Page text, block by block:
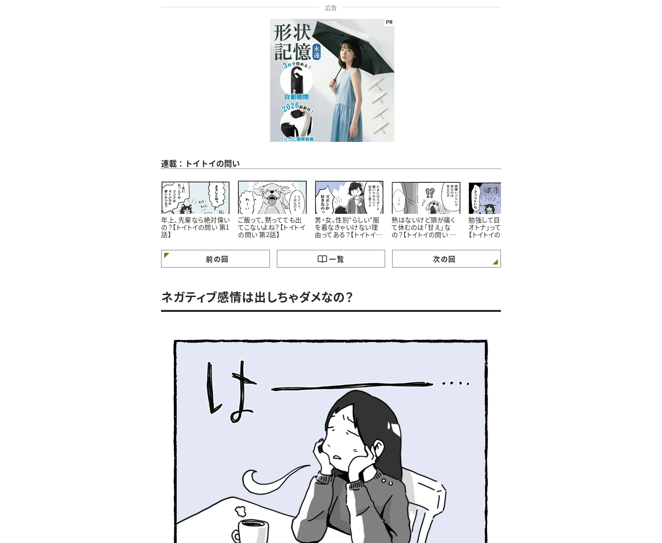
広告
連載：トイトイの問い
年上、先輩なら絶対偉い
の？【トイトイの問い 第1
話】
ご飯って、黙ってても出
てこないよね？【トイトイ
の問い 第2話】
男・女。性別“らしい”服
を着なきゃいけない理
由ってある？【トイトイの
熱はないけど頭が痛く
て休むのは「甘え」な
の？【トイトイの問い 第4
勉強して目指す「立派な
オトナ」って、楽しいの？
【トイトイの問い 第5話】
前の回 一覧 次の回
ネガティブ感情は出しちゃダメなの？